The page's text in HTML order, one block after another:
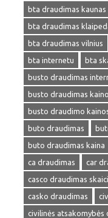
bta draudimas kaunas
bta draudimas
bta draudimas vilnius
bta internetu
bta
busto draudimas
busto draudimas
busto draudimo
buto draudimas
buto draudimas kaina
ca draudimas
car
casco draudimas
casko draudimas
civilinės atsakomybės